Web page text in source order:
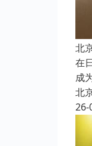
北
在
成
北
26-